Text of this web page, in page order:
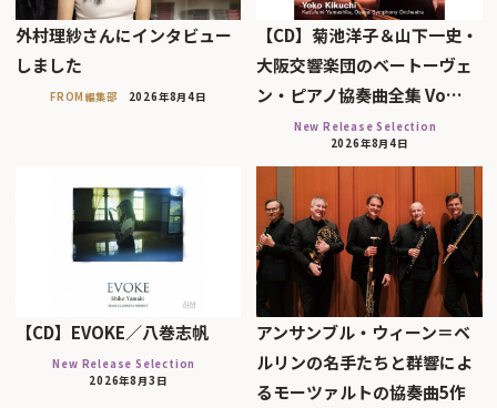
外村理紗さんにインタビュー
しました
FROM編集部 2026年8月4日
【CD】菊池洋子＆山下一史・
大阪交響楽団のベートーヴェ
ン・ピアノ協奏曲全集 Vo…
New Release Selection
2026年8月4日
【CD】EVOKE／八巻志帆
New Release Selection
2026年8月3日
アンサンブル・ウィーン＝ベ
ルリンの名手たちと群響によ
るモーツァルトの協奏曲5作